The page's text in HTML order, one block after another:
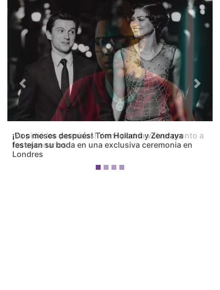
¡Dos meses después! Tom Holland y Zendaya
festejan su boda en una exclusiva ceremonia en
Londres
Previous Next